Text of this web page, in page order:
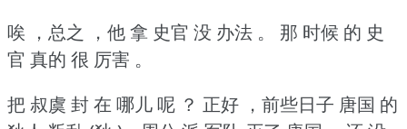
唉 ，总之 ，他 拿 史官 没 办法 。
那 时候 的 史
官 真的 很 厉害 。
把 叔虞 封 在 哪儿 呢 ？ 正好 ，前些日子 唐国 的